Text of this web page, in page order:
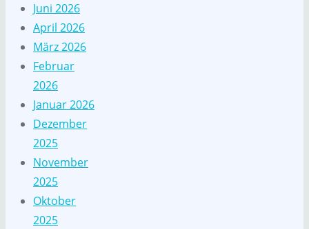
Juni 2026
April 2026
März 2026
Februar
2026
Januar 2026
Dezember
2025
November
2025
Oktober
2025